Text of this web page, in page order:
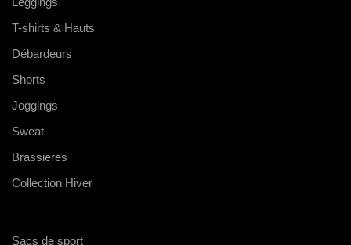
T-shirts & Hauts
Débardeurs
Shorts
Joggings
Sweat
Brassieres
Collection Hiver
Sacs de sport